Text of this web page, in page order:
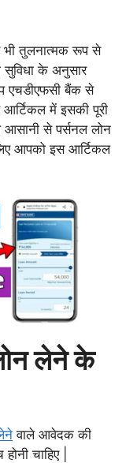
भी तुलनात्मक रूप से
के अनुसार
एचडीएफसी बैंक से
में इसकी पूरी
आसानी से पर्सनल लोन
आपको इस आर्टिकल
लेने के
वाले आवेदक की
चाहिए |